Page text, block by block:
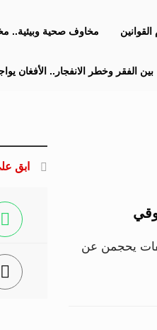
مخاوف صحية وبيئية..
بين الفقر وخطر الانفجار.. الأفغان
يحجمن عن
ابق